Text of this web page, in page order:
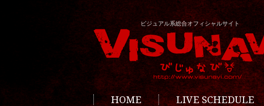
ビジュアル系総合オフィシャルサイト
HOME LIVE SCHEDULE